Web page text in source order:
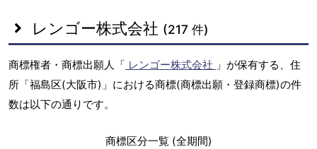
レンゴー株式会社 (217 件)
商標権者・商標出願人「 レンゴー株式会社 」が保有する、住
所「福島区(大阪市)」における商標(商標出願・登録商標)の件
数は以下の通りです。
商標区分一覧 (全期間)